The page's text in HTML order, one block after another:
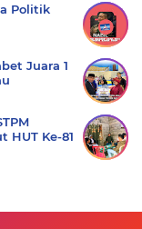
Politik
Juara 1
HUT Ke-81